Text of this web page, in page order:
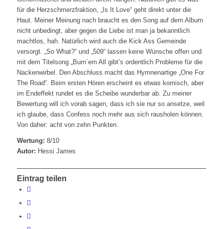
für die Herzschmerzfraktion, „Is It Love“ geht direkt unter die
Haut. Meiner Meinung nach braucht es den Song auf dem Album
nicht unbedingt, aber gegen die Liebe ist man ja bekanntlich
machtlos, hah. Natürlich wird auch die Kick Ass Gemeinde
versorgt. „So What?“ und „509“ lassen keine Wünsche offen und
mit dem Titelsong „Burn`em All gibt’s ordentlich Probleme für die
Nackenwirbel. Den Abschluss macht das Hymnenartige „One For
The Road“. Beim ersten Hören erscheint es etwas komisch, aber
im Endeffekt rundet es die Scheibe wunderbar ab. Zu meiner
Bewertung will ich vorab sagen, dass ich sie nur so ansetze, weil
ich glaube, dass Confess noch mehr aus sich rausholen können.
Von daher: acht von zehn Punkten.
Wertung: 8/10
Autor: Hessi James
Eintrag teilen